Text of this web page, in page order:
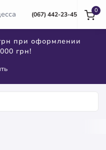
(067) 442-23-45
при оформлении
грн!
0